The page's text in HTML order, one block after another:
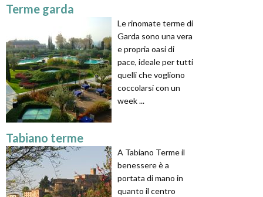
Terme garda
Le rinomate terme di
Garda sono una vera
e propria oasi di
pace, ideale per tutti
quelli che vogliono
coccolarsi con un
week ...
Tabiano terme
A Tabiano Terme il
benessere è a
portata di mano in
quanto il centro